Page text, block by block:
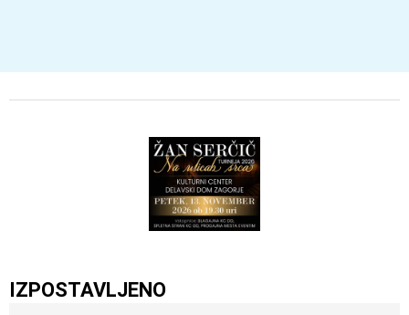
IZPOSTAVLJENO